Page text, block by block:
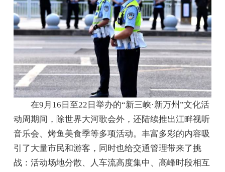
在9月16日至22日举办的“新三峡·新万州”文化活
动周期间，除世界大河歌会外，还陆续推出江畔视听
音乐会、烤鱼美食季等多项活动。丰富多彩的内容吸
引了大量市民和游客，同时也给交通管理带来了挑
战：活动场地分散、人车流高度集中、高峰时段相互